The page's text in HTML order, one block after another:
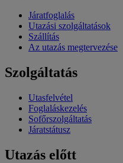
Járatfoglalás
Utazási szolgáltatások
Szállítás
Az utazás megtervezése
Szolgáltatás
Utasfelvétel
Foglaláskezelés
Sofőrszolgáltatás
Járatstátusz
Utazás előtt